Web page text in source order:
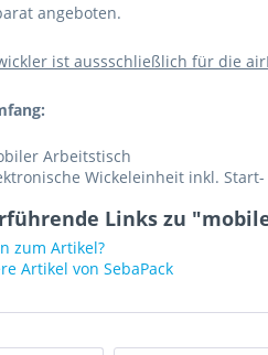
angeboten.
ist aussschließlich für die
Arbeitstisch
Wickeleinheit inkl.
Links zu
zum Artikel?
Artikel von SebaPack